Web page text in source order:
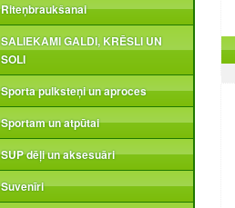
Riteņbraukšanai
SALIEKAMI GALDI, KRĒSLI UN
SOLI
Sporta pulksteņi un aproces
Sportam un atpūtai
SUP dēļi un aksesuāri
Suvenīri